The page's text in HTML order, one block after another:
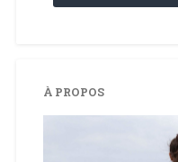
À PROPOS